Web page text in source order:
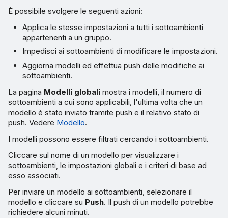
È possibile svolgere le seguenti azioni:
Applica le stesse impostazioni a tutti i sottoambienti
appartenenti a un gruppo.
Impedisci ai sottoambienti di modificare le impostazioni.
Aggiorna modelli ed effettua push delle modifiche ai
sottoambienti.
La pagina Modelli globali mostra i modelli, il numero di
sottoambienti a cui sono applicabili, l'ultima volta che un
modello è stato inviato tramite push e il relativo stato di
push. Vedere Modello.
I modelli possono essere filtrati cercando i sottoambienti.
Cliccare sul nome di un modello per visualizzare i
sottoambienti, le impostazioni globali e i criteri di base ad
esso associati.
Per inviare un modello ai sottoambienti, selezionare il
modello e cliccare su Push. Il push di un modello potrebbe
richiedere alcuni minuti.